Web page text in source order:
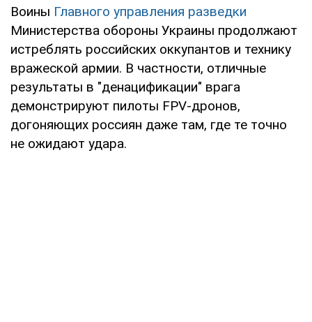
Воины Главного управления разведки
Министерства обороны Украины продолжают
истреблять российских оккупантов и технику
вражеской армии. В частности, отличные
результаты в "денацификации" врага
демонстрируют пилоты FPV-дронов,
догоняющих россиян даже там, где те точно
не ожидают удара.